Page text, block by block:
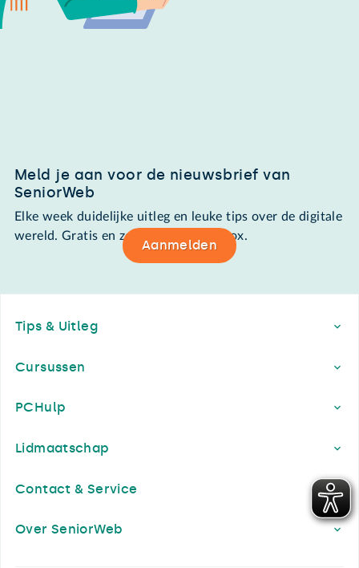
Meld je aan voor de nieuwsbrief van
SeniorWeb
Elke week duidelijke uitleg en leuke tips over de digitale
wereld. Gratis en zomaar in de mailbox.
Aanmelden
Tips & Uitleg
Cursussen
PCHulp
Lidmaatschap
Contact & Service
Over SeniorWeb